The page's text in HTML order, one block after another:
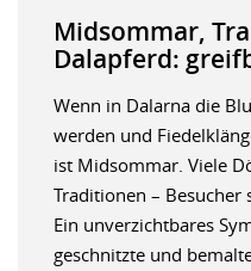
Midsommar,
Dalapferd:
Wenn in Dalarna die
werden und
ist Midsommar. Viele
Traditionen –
Ein unverzichtbares
geschnitzte und